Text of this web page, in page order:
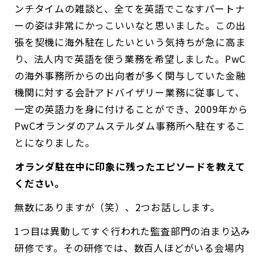
ンチタイムの雑談と、全てを英語でこなすパートナ
ーの姿は非常にかっこいいなと思いました。この出
張を契機に海外駐在したいという気持ちが急に高ま
り、法人内で英語を使う業務を希望しました。PwC
の海外事務所からの出向者が多く関与していた金融
機関に対する会計アドバイザリー業務に従事して、
一定の英語力を身に付けることができ、2009年から
PwCオランダのアムステルダム事務所へ駐在するこ
とになりました。
――オランダ駐在中に印象に残ったエピソードを教えて
ください。
無数にありますが（笑）、2つお話しします。
1つ目は異動してすぐ行われた監査部門の泊まり込み
研修です。その研修では、数百人ほどがいる会場内